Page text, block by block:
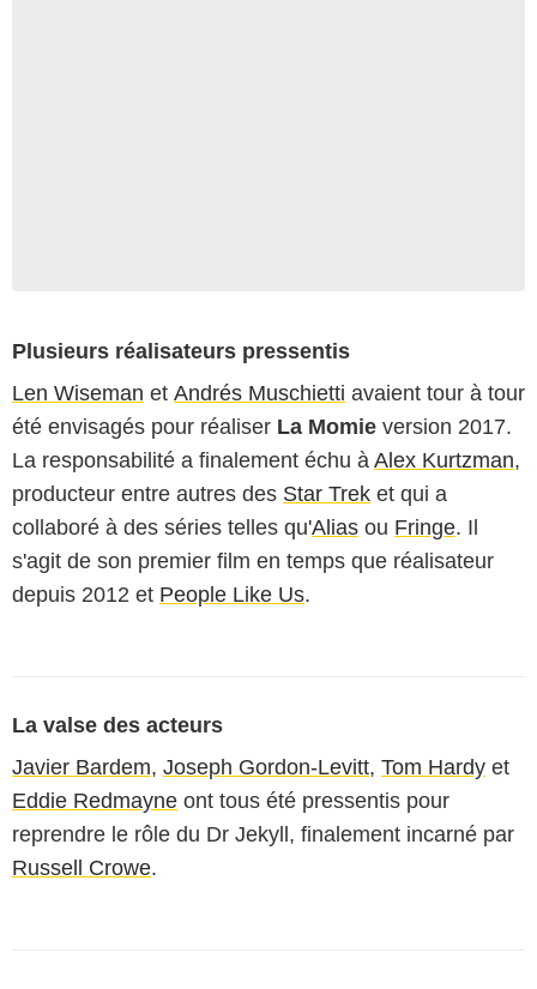
Plusieurs réalisateurs pressentis
Len Wiseman et Andrés Muschietti avaient tour à tour
été envisagés pour réaliser La Momie version 2017.
La responsabilité a finalement échu à Alex Kurtzman,
producteur entre autres des Star Trek et qui a
collaboré à des séries telles qu'Alias ou Fringe. Il
s'agit de son premier film en temps que réalisateur
depuis 2012 et People Like Us.
La valse des acteurs
Javier Bardem, Joseph Gordon-Levitt, Tom Hardy et
Eddie Redmayne ont tous été pressentis pour
reprendre le rôle du Dr Jekyll, finalement incarné par
Russell Crowe.